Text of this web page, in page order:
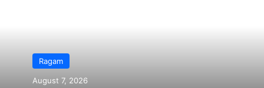
Ragam
August 7, 2026